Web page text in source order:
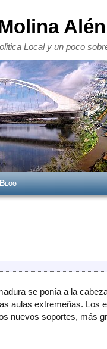
Alén
Local y un poco
se ponía a la
aulas extremeñas. Los
nuevos soportes, más